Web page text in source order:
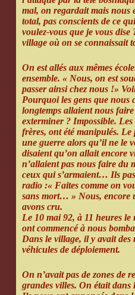
mal, on regardait mais nous
total, pas conscients de ce
voulez-vous que je vous
village où on se connaissait
On est allés aux mêmes
ensemble. « Nous, on est
passer ainsi chez nous !»
Pourquoi les gens que nous
longtemps allaient nous
exterminer ? Impossible. Les
frères, ont été manipulés. Le
une guerre alors qu’il ne le
disaient qu’on allait encore
n’allaient pas nous faire du
ceux qui s’armaient… Ils
radio :« Faites comme on
sans mort… » Nous, encore
avons cru.
Le 10 mai 92, à 11 heures
ont commencé à nous
Dans le village, il y avait des
véhicules de déploiement.
On n’avait pas de zones de
grandes villes. On était dans